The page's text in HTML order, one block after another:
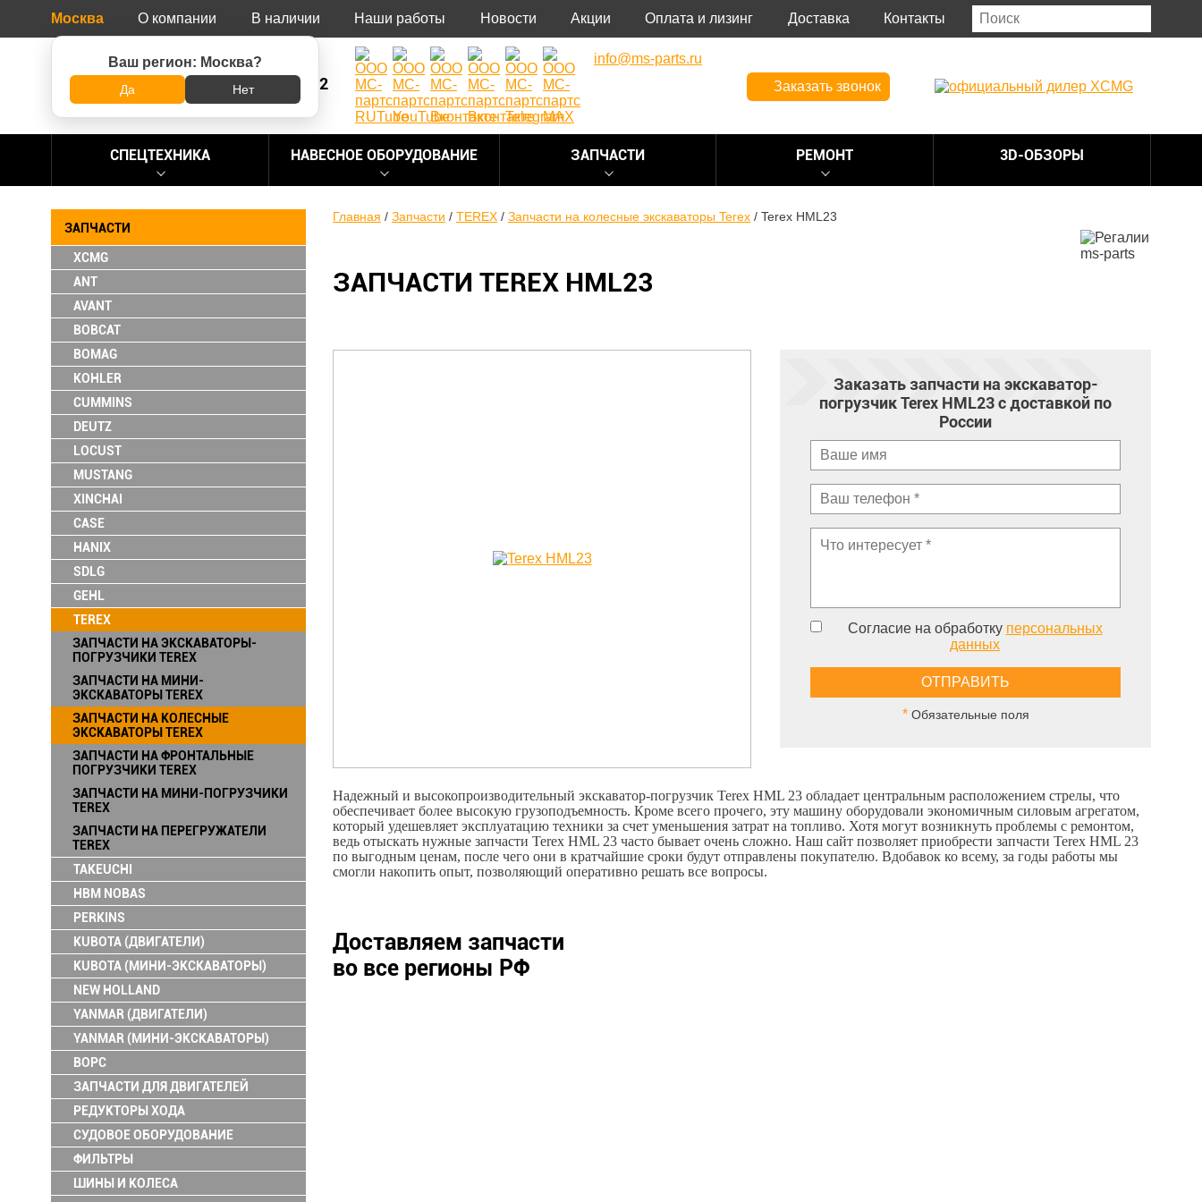
Москва
Ваш регион: Москва?
Да Нет
О компании В наличии Наши работы Новости Акции Оплата и лизинг Доставка Контакты
8 (800) 500-73-92
info@ms-parts.ru
Заказать звонок
СПЕЦТЕХНИКА НАВЕСНОЕ ОБОРУДОВАНИЕ ЗАПЧАСТИ РЕМОНТ 3D-ОБЗОРЫ
ЗАПЧАСТИ
XCMG
ANT
AVANT
BOBCAT
BOMAG
KOHLER
CUMMINS
DEUTZ
LOCUST
MUSTANG
XINCHAI
CASE
HANIX
SDLG
GEHL
TEREX
ЗАПЧАСТИ НА ЭКСКАВАТОРЫ-
ПОГРУЗЧИКИ TEREX
ЗАПЧАСТИ НА МИНИ-
ЭКСКАВАТОРЫ TEREX
ЗАПЧАСТИ НА КОЛЕСНЫЕ
ЭКСКАВАТОРЫ TEREX
ЗАПЧАСТИ НА ФРОНТАЛЬНЫЕ
ПОГРУЗЧИКИ TEREX
ЗАПЧАСТИ НА МИНИ-ПОГРУЗЧИКИ
TEREX
ЗАПЧАСТИ НА ПЕРЕГРУЖАТЕЛИ
TEREX
TAKEUCHI
HBM NOBAS
PERKINS
KUBOTA (ДВИГАТЕЛИ)
KUBOTA (МИНИ-ЭКСКАВАТОРЫ)
NEW HOLLAND
YANMAR (ДВИГАТЕЛИ)
YANMAR (МИНИ-ЭКСКАВАТОРЫ)
ВОРС
ЗАПЧАСТИ ДЛЯ ДВИГАТЕЛЕЙ
РЕДУКТОРЫ ХОДА
СУДОВОЕ ОБОРУДОВАНИЕ
ФИЛЬТРЫ
ШИНЫ И КОЛЕСА
Главная / Запчасти / TEREX / Запчасти на колесные экскаваторы Terex / Terex HML23
ЗАПЧАСТИ TEREX HML23
Заказать запчасти на экскаватор-
погрузчик Terex HML23 с доставкой по
России
Согласие на обработку персональных
данных
*Обязательные поля
Надежный и высокопроизводительный экскаватор-погрузчик Terex HML 23 обладает центральным расположением стрелы, что
обеспечивает более высокую грузоподъемность. Кроме всего прочего, эту машину оборудовали экономичным силовым агрегатом,
который удешевляет эксплуатацию техники за счет уменьшения затрат на топливо. Хотя могут возникнуть проблемы с ремонтом,
ведь отыскать нужные запчасти Terex HML 23 часто бывает очень сложно. Наш сайт позволяет приобрести запчасти Terex HML 23
по выгодным ценам, после чего они в кратчайшие сроки будут отправлены покупателю. Вдобавок ко всему, за годы работы мы
смогли накопить опыт, позволяющий оперативно решать все вопросы.
Доставляем запчасти
во все регионы РФ